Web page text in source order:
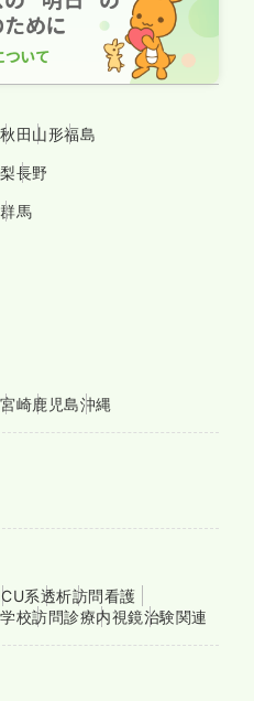
秋田山形福島
長野
群馬
宮崎鹿児島沖縄
系透析訪問看護
校訪問診療内視鏡治験関連